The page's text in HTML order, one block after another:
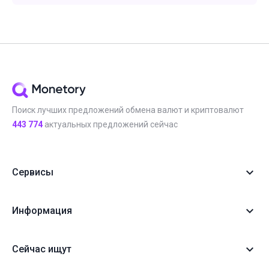
Поиск лучших предложений обмена валют и криптовалют
443 774 актуальных предложений сейчас
Сервисы
Информация
Сейчас ищут